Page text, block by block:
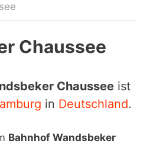
Chaussee
Chaussee ist
in Deutschland.
Bahnhof Wandsbeker